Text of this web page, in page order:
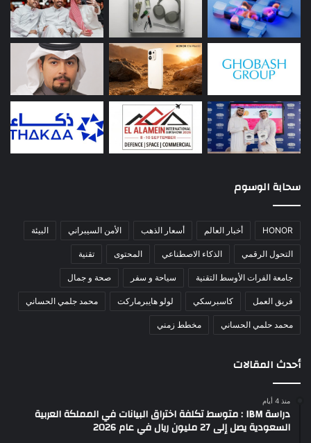
سحابة الوسوم
HONOR أخبار العالم أسعار الذهب الأمن السيبراني البيئة
التحول الرقمي الذكاء الاصطناعي المحتوى تقنية
جامعة الفرات الأوسط التقنية سياحة و سفر صحة و جمال
فريق العمل كاسبرسكي لولو هايبرماركت محمد جلمي الحساني
محمد حلمي الحساني مخطط زمني
أحدث المقالات
منذ 4 أيام
دراسة IBM : متوسط تكلفة اختراق البيانات في المملكة العربية
السعودية يصل إلى 27 مليون ريال في عام 2026